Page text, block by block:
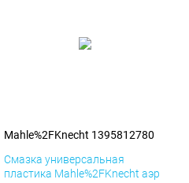
Mahle%2FKnecht 1395812780
Смазка универсальная
пластика Mahle%2FKnecht аэр